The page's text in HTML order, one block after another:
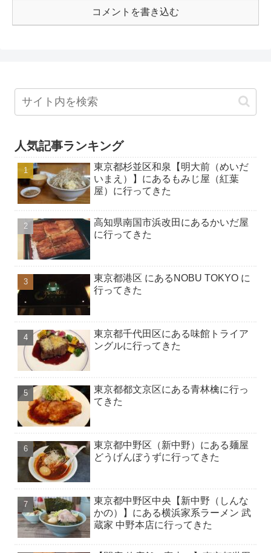
コメントを書き込む
人気記事ランキング
東京都杉並区和泉【明大前（めいだ
いまえ）】にあるもみじ屋（紅葉
屋）に行ってきた
高知県南国市浜改田にあるかいだ屋
に行ってきた
東京都港区 にあるNOBU TOKYO に
行ってきた
東京都千代田区にある味館トライア
ングルに行ってきた
東京都都文京区にある青林檎に行っ
てきた
東京都中野区（新中野）にある麺屋
どうげんぼうずに行ってきた
東京都中野区中央【新中野（しんな
かの）】にある横浜家系ラーメン 武
蔵家 中野本店に行ってきた